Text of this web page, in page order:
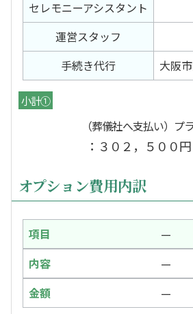
セレモニーアシスタント
運営スタッフ
手続き代行
大阪
小計①
（葬儀社へ支払い）プ
：３０２，５００円
オプション費用内訳
—
—
—